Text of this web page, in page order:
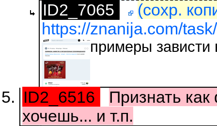
ID2_7065
(сохр.
https://znanija.com/
примеры зависти
ID2_6516
Признать как
хочешь... и т.п.